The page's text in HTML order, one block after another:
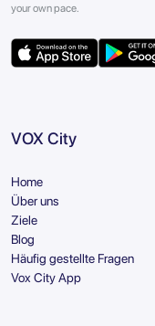
your own pace.
VOX City
Home
Über uns
Ziele
Blog
Häufig gestellte Fragen
Vox City App